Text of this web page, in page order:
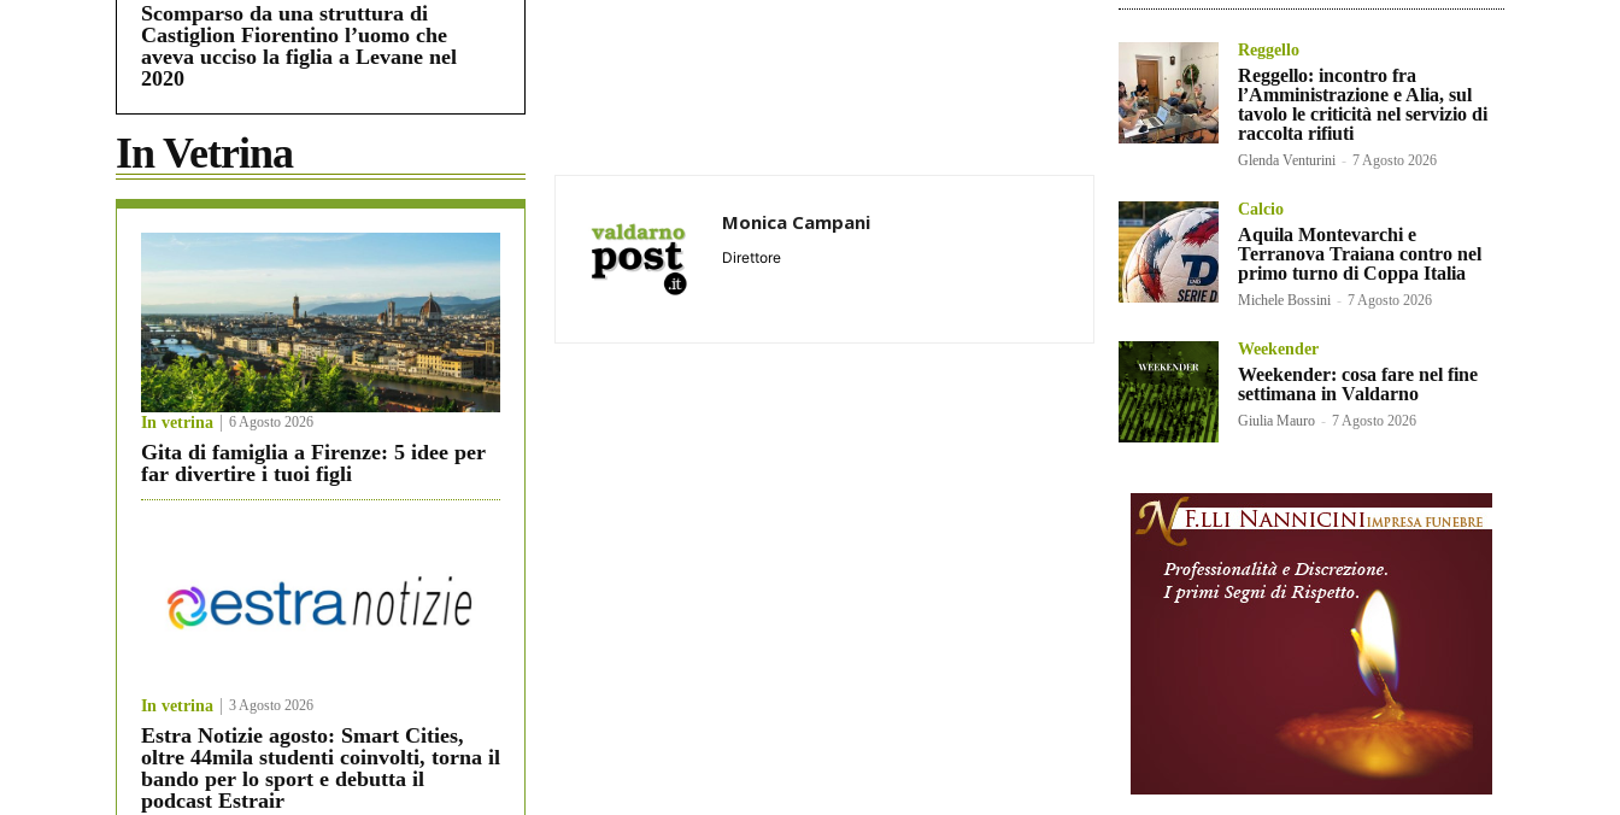
Scomparso da una struttura di
Castiglion Fiorentino l’uomo che
aveva ucciso la figlia a Levane nel
2020
In Vetrina
In vetrina 6 Agosto 2026
Gita di famiglia a Firenze: 5 idee per
far divertire i tuoi figli
In vetrina 3 Agosto 2026
Estra Notizie agosto: Smart Cities,
oltre 44mila studenti coinvolti, torna il
bando per lo sport e debutta il
podcast Estrair
Monica Campani
Direttore
Reggello
Reggello: incontro fra
l’Amministrazione e Alia, sul
tavolo le criticità nel servizio di
raccolta rifiuti
Glenda Venturini - 7 Agosto 2026
Calcio
Aquila Montevarchi e
Terranova Traiana contro nel
primo turno di Coppa Italia
Michele Bossini - 7 Agosto 2026
Weekender
Weekender: cosa fare nel fine
settimana in Valdarno
Giulia Mauro - 7 Agosto 2026